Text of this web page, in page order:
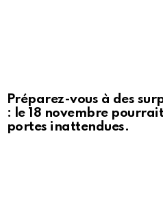
Préparez-vous à des
: le 18 novembre
portes inattendues.